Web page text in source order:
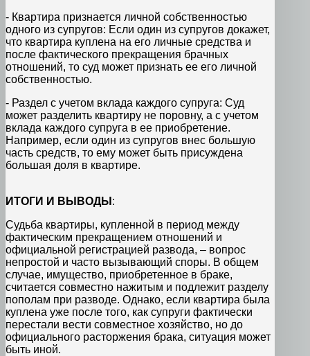
- Квартира признается личной собственностью
одного из супругов: Если один из супругов докажет,
что квартира куплена на его личные средства и
после фактического прекращения брачных
отношений, то суд может признать ее его личной
собственностью.
- Раздел с учетом вклада каждого супруга: Суд
может разделить квартиру не поровну, а с учетом
вклада каждого супруга в ее приобретение.
Например, если один из супругов внес большую
часть средств, то ему может быть присуждена
большая доля в квартире.
ИТОГИ И ВЫВОДЫ :
Судьба квартиры, купленной в период между
фактическим прекращением отношений и
официальной регистрацией развода, – вопрос
непростой и часто вызывающий споры. В общем
случае, имущество, приобретенное в браке,
считается совместно нажитым и подлежит разделу
пополам при разводе. Однако, если квартира была
куплена уже после того, как супруги фактически
перестали вести совместное хозяйство, но до
официального расторжения брака, ситуация может
быть иной.